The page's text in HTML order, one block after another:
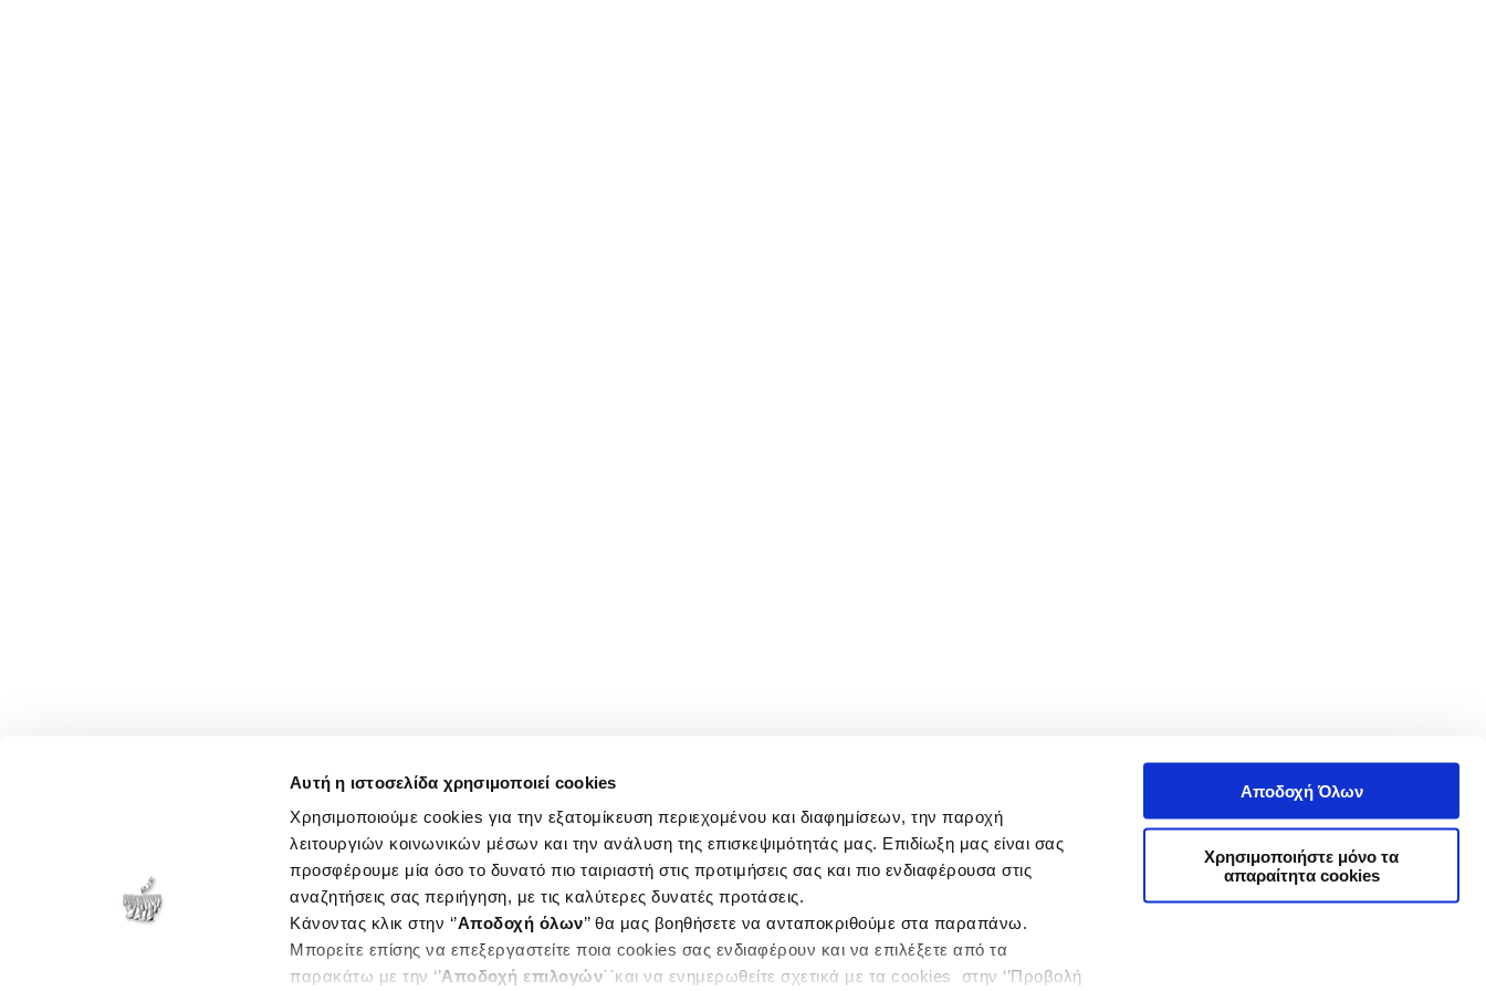
Αυτή η ιστοσελίδα χρησιμοποιεί cookies
Χρησιμοποιούμε cookies για την εξατομίκευση περιεχομένου και διαφημίσεων, την παροχή
λειτουργιών κοινωνικών μέσων και την ανάλυση της επισκεψιμότητάς μας. Επιδίωξη μας είναι σας
προσφέρουμε μία όσο το δυνατό πιο ταιριαστή στις προτιμήσεις σας και πιο ενδιαφέρουσα στις
αναζητήσεις σας περιήγηση, με τις καλύτερες δυνατές προτάσεις.
Κάνοντας κλικ στην ‘’Αποδοχή όλων’’ θα μας βοηθήσετε να ανταποκριθούμε στα παραπάνω.
Μπορείτε επίσης να επεξεργαστείτε ποια cookies σας ενδιαφέρουν και να επιλέξετε από τα
παρακάτω με την ‘’Αποδοχή επιλογών΄΄και να ενημερωθείτε σχετικά με τα cookies στην ‘’Προβολή
Αποδοχή Όλων
Χρησιμοποιήστε μόνο τα
απαραίτητα cookies